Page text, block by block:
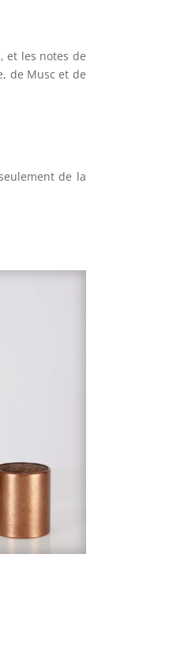
et les notes de
de Musc et de
de la